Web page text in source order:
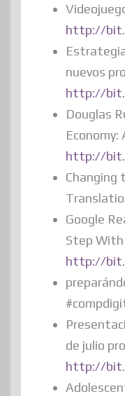
http://
nuevos
http://
Douglas
http://
Changing
Google
Step With
http://
de julio
http://